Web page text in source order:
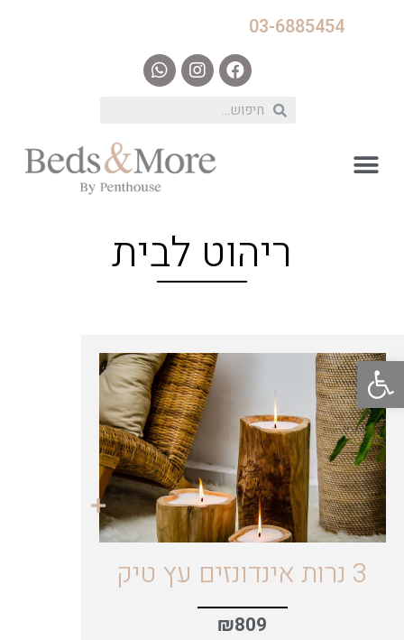
פתח סרגל נגישות
03-6885454
ריהוט לבית
3 נרות אינדונזים עץ טיק
₪809